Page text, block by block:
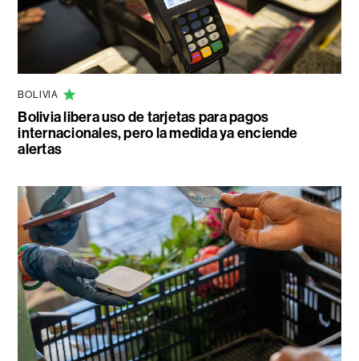
BOLIVIA
Bolivia libera uso de tarjetas para pagos
internacionales, pero la medida ya enciende
alertas